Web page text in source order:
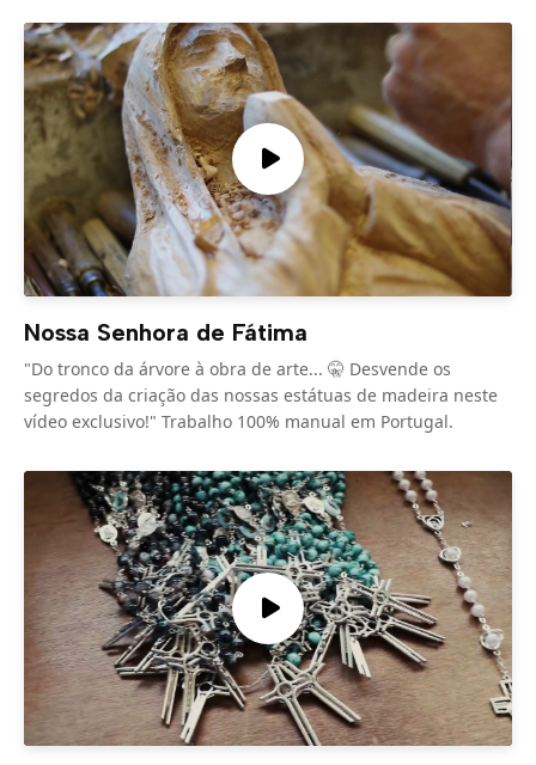
Nossa Senhora de Fátima
"Do tronco da árvore à obra de arte... 🤫 Desvende os
segredos da criação das nossas estátuas de madeira neste
vídeo exclusivo!" Trabalho 100% manual em Portugal.